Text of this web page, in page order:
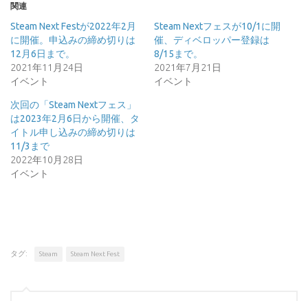
関連
Steam Next Festが2022年2月
に開催。申込みの締め切りは
12月6日まで。
2021年11月24日
イベント
Steam Nextフェスが10/1に開
催、ディベロッパー登録は
8/15まで。
2021年7月21日
イベント
次回の「Steam Nextフェス」
は2023年2月6日から開催、タ
イトル申し込みの締め切りは
11/3まで
2022年10月28日
イベント
タグ: Steam Steam Next Fest